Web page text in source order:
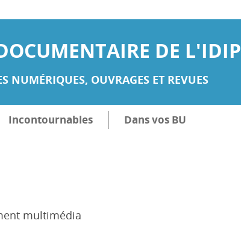
DE L'IDIP
NUMÉRIQUES, OUVRAGES ET REVUES
Incontournables Dans vos BU
multimédia